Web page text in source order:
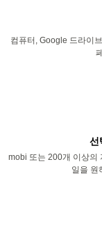
컴퓨터, Google 드라이
선
mobi 또는 200개 이상의
일을 원